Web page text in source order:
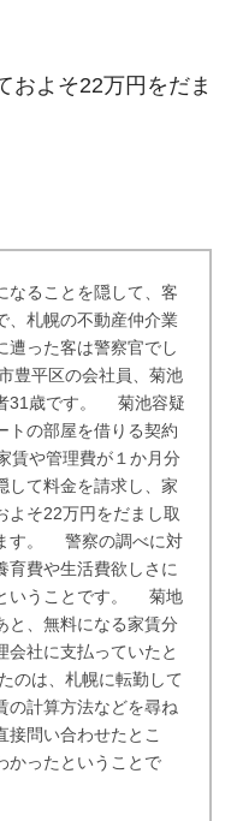
およそ22万円をだま
なることを隠して、客
、札幌の不動産仲介業
遭った客は警察官でし
豊平区の会社員、菊池
31歳です。 菊池容疑
トの部屋を借りる契約
賃や管理費が１か月分
して料金を請求し、家
よそ22万円をだまし取
す。 警察の調べに対
育費や生活費欲しさに
いうことです。 菊地
と、無料になる家賃分
会社に支払っていたと
は、札幌に転勤して
の計算方法などを尋ね
接問い合わせたとこ
かったということで